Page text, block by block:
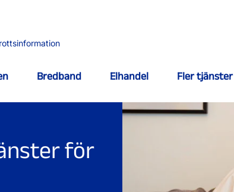
Bredband Elhandel Fler tjänster
för